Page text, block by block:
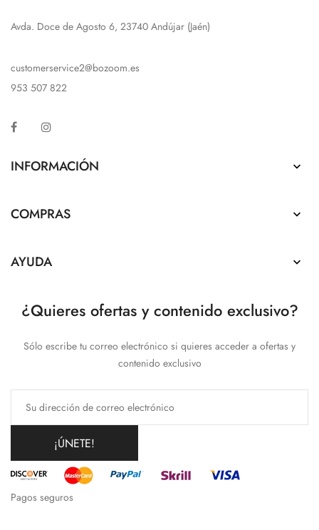
Avda. Doce de Agosto 6, 23740 Andújar (Jaén)
customerservice2@bozoom.es
953 507 822
Facebook
INFORMACIÓN 
COMPRAS 
AYUDA 
¿Quieres ofertas y contenido exclusivo?
Sólo escribe tu correo electrónico si quieres acceder a ofertas y
contenido exclusivo
¡ÚNETE!
Pagos seguros